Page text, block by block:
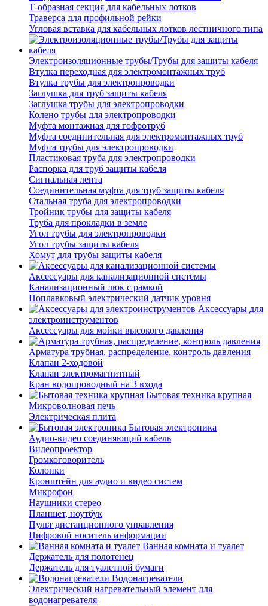
Т-образная секция для кабельных лотков
Траверса для профильной рейки
Угловая вставка для кабельных лотков лестничного типа
Электроизоляционные трубы/Трубы для защиты кабеля
Втулка переходная для электромонтажных труб
Втулка трубы для электропроводки
Заглушка для труб защиты кабеля
Заглушка трубы для электропроводки
Колено трубы для электропроводки
Муфта монтажная для гофротруб
Муфта соединительная для электромонтажных труб
Муфта трубы для электропроводки
Пластиковая труба для электропроводки
Распорка для труб защиты кабеля
Сигнальная лента
Соединительная муфта для труб защиты кабеля
Стальная труба для электропроводки
Тройник трубы для защиты кабеля
Труба для прокладки в земле
Угол трубы для электропроводки
Угол трубы защиты кабеля
Хомут для трубы защиты кабеля
Аксессуары для канализационной системы
Канализационный люк с рамкой
Поплавковый электрический датчик уровня
Аксессуары для
электроинструментов
Аксессуары для мойки высокого давления
Арматура трубная, распределение, контроль давления
Клапан 2-ходовой
Клапан электромагнитный
Кран водопроводный на 3 входа
Бытовая техника крупная
Микроволновая печь
Электрическая плита
Бытовая электроника
Аудио-видео соединяющий кабель
Видеопроектор
Громкоговоритель
Колонки
Кронштейн для аудио и видео систем
Микрофон
Наушники стерео
Планшет, ноутбук
Пульт дистанционного управления
Цифровой носитель информации
Ванная комната и туалет
Держатель для полотенец
Держатель для туалетной бумаги
Водонагреватели
Электрический нагревательный элемент для
водонагревателя